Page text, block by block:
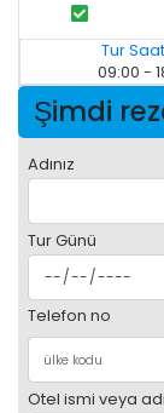
Tur
09:00 -
Şimdi
Adınız
Tur Günü
Telefon no
Otel ismi veya